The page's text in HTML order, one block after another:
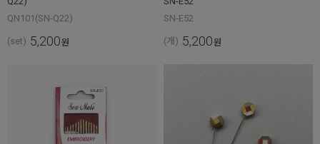
QN101(SN-Q22)
(set) 5,200원
SN-E52
(개) 5,200원